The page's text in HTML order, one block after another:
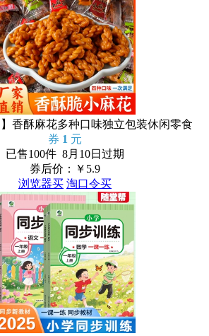
】香酥麻花多种口味独立包装休闲零食
券 1 元
已售100件 8月10日过期
券后价：￥ 5.9
浏览器买 淘口令买